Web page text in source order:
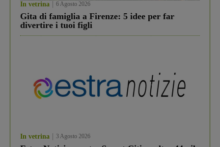
In vetrina 6 Agosto 2026
Gita di famiglia a Firenze: 5 idee per far
divertire i tuoi figli
In vetrina 3 Agosto 2026